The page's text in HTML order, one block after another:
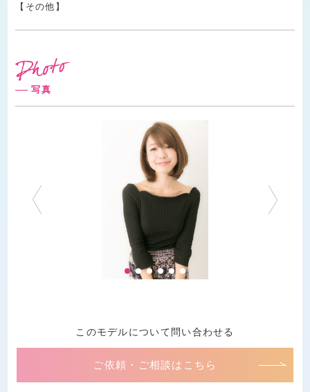
【その他】
写真
このモデルについて問い合わせる
ご依頼・ご相談はこちら